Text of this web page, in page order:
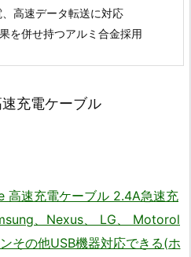
高速データ転送に対応
を併せ持つアルミ合金採用
充電ケーブル
高速充電ケーブル 2.4A急速充
、Nexus、 LG、 Motorol
その他USB機器対応できる(ホ